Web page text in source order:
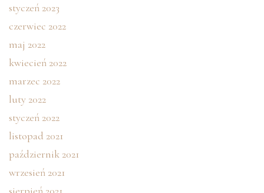
styczeń 2023
czerwiec 2022
maj 2022
kwiecień 2022
marzec 2022
luty 2022
styczeń 2022
listopad 2021
październik 2021
wrzesień 2021